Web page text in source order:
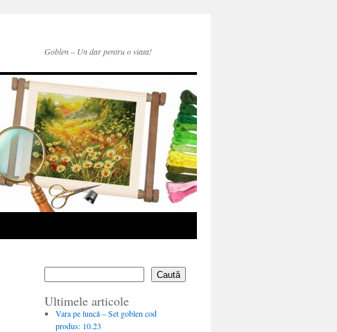
Goblen – Un dar pentru o viata!
Caută
Ultimele articole
Vara pe luncă – Set goblen cod
produs: 10.23